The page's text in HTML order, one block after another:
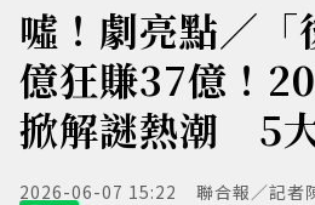
噓！劇亮點／「
億狂賺37億！
掀解謎熱潮 5
2026-06-07 15:22 聯合報／記者